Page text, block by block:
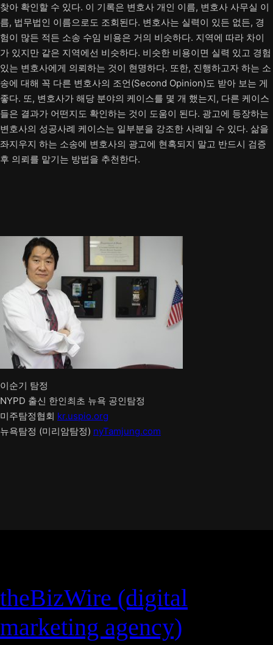
찾아 확인할 수 있다. 이 기록은 변호사 개인 이름, 변호사 사무실 이
름, 법무법인 이름으로도 조회된다. 변호사는 실력이 있든 없든, 경
험이 많든 적든 소송 수임 비용은 거의 비슷하다. 지역에 따라 차이
가 있지만 같은 지역에선 비슷하다. 비슷한 비용이면 실력 있고 경험
있는 변호사에게 의뢰하는 것이 현명하다. 또한, 진행하고자 하는 소
송에 대해 꼭 다른 변호사의 조언(Second Opinion)도 받아 보는 게
좋다. 또, 변호사가 해당 분야의 케이스를 몇 개 했는지, 다른 케이스
들은 결과가 어떤지도 확인하는 것이 도움이 된다. 광고에 등장하는
변호사의 성공사례 케이스는 일부분을 강조한 사례일 수 있다. 삶을
좌지우지 하는 소송에 변호사의 광고에 현혹되지 말고 반드시 검증
후 의뢰를 맡기는 방법을 추천한다.
이순기 탐정
NYPD 출신 한인최초 뉴욕 공인탐정
미주탐정협회 kr.uspio.org
뉴욕탐정 (미리암탐정) nyTamjung.com
theBizWire (digital
marketing agency)